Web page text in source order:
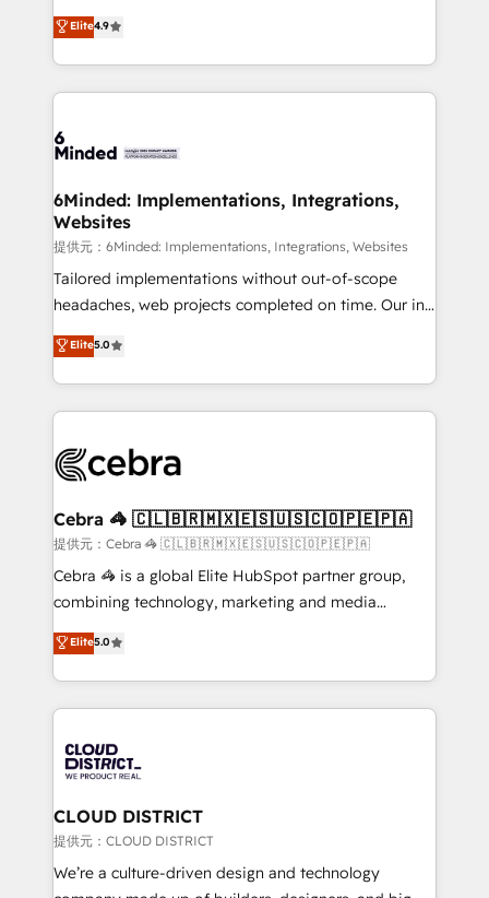
technology for integrations • Multilingual team:
English, Spanish, Portuguese & Italian 👉 Grow
smarter with AI and HubSpot.
healthcare, real estate, and other industries. With
150+ HubSpot-certified experts, we deliver scalable
solutions to complex GTM and RevOps challenges.
Our Expertise 🔹 Onboarding & Implementation:
tailored to your GTM motion. 🔹 Migrations:
from other CRMs to HubSpot without data loss or
downtime. 🔹 RevOps Strategy: Align teams,
processes, and data to drive revenue efficiency. 🔹
Integrations: Connect HubSpot with your tech stack
for better adoption. 🔹 Custom Solutions: Build
SOC 2 Type II and ISO 27001 certified, reinforcing
our commitment to data security and compliance. At
Elite4.9
6Minded: Implementations, Integrations,
Websites
提供元：6Minded: Implementations, Integrations, Websites
Tailored implementations without out-of-scope
headaches, web projects completed on time. Our in-
house team of certified CRM architects, experts,
developers, designers, and marketers handles all
aspects of your HubSpot. ✨ 400+ global clients ✨
100+ seamless migrations from 15+ different CRMs
implementations, and 5,000+ pages ✨ CS: Clients
CS: 245% organic growth & +751% new visitors for a
full-funnel HubSpot project ✨ CS: 415% conversion
boost with a new HubSpot site Recognized leaders:
🏆 HubSpot Platform Migration Impact Award 🏆
Inbound Campaign of the Year 🏆 Gold AVA Digital
Award for Best Website 🌟 Accreditations: CRM
Elite5.0
Cebra 🦓 🇨🇱🇧🇷🇲🇽🇪🇸🇺🇸🇨🇴🇵🇪🇵🇦
提供元：Cebra 🦓 🇨🇱🇧🇷🇲🇽🇪🇸🇺🇸🇨🇴🇵🇪🇵🇦
Cebra 🦓 is a global Elite HubSpot partner group,
combining technology, marketing and media
expertise across Latin America and Southern
Europe, with teams across 7 countries. Born in Chile,
we combine local insight with international reach to
help businesses grow through technology, creativity,
500+ HubSpot implementations, building end-to-
end solutions that integrate CRM, AI automation,
inbound and loop marketing, content, and digital
creativity. Our multicultural team works in Spanish,
Portuguese, and English to design scalable strategies
that drive measurable growth. 🌎 Highlights: • 10+
Elite5.0
CLOUD DISTRICT
提供元：CLOUD DISTRICT
We’re a culture-driven design and technology